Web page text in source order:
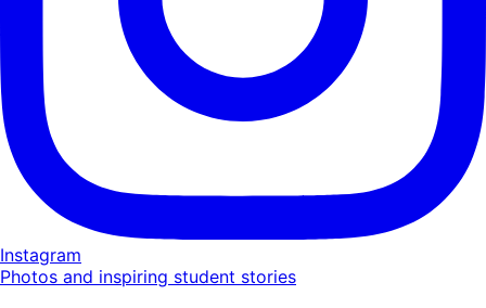
Instagram
Photos and inspiring student stories